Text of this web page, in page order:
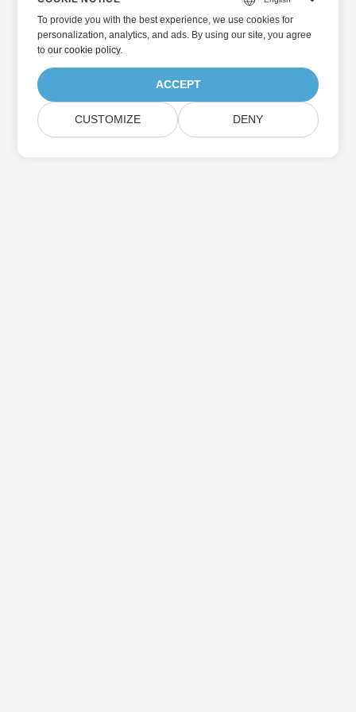
To provide you with the best experience, we use cookies for
personalization, analytics, and ads. By using our site, you agree
toour cookie policy.
ACCEPT
CUSTOMIZE DENY